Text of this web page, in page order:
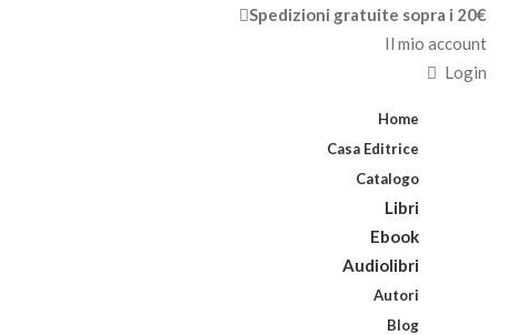
Spedizioni gratuite sopra i 20€
Il mio account
Login
Home
Casa Editrice
Catalogo
Libri
Ebook
Audiolibri
Autori
Blog